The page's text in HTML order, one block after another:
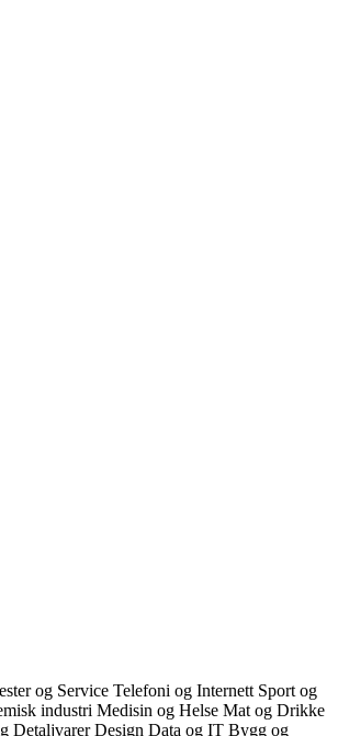
og Service Telefoni og Internett Sport og
industri Medisin og Helse Mat og Drikke
DetaljvarerDesign Data og IT Bygg og